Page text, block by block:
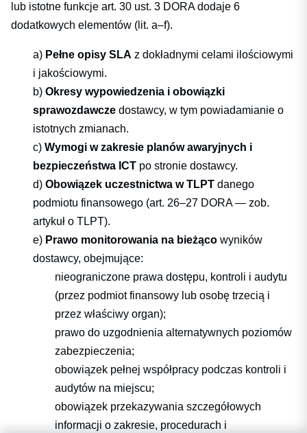
lub istotne funkcje art. 30 ust. 3 DORA dodaje 6
dodatkowych elementów (lit. a–f).
a) Pełne opisy SLA z dokładnymi celami ilościowymi
i jakościowymi.
b) Okresy wypowiedzenia i obowiązki
sprawozdawcze dostawcy, w tym powiadamianie o
istotnych zmianach.
c) Wymogi w zakresie planów awaryjnych i
bezpieczeństwa ICT po stronie dostawcy.
d) Obowiązek uczestnictwa w TLPT danego
podmiotu finansowego (art. 26–27 DORA — zob.
artykuł o TLPT).
e) Prawo monitorowania na bieżąco wyników
dostawcy, obejmujące:
nieograniczone prawa dostępu, kontroli i audytu
(przez podmiot finansowy lub osobę trzecią i
przez właściwy organ);
prawo do uzgodnienia alternatywnych poziomów
zabezpieczenia;
obowiązek pełnej współpracy podczas kontroli i
audytów na miejscu;
obowiązek przekazywania szczegółowych
informacji o zakresie, procedurach i